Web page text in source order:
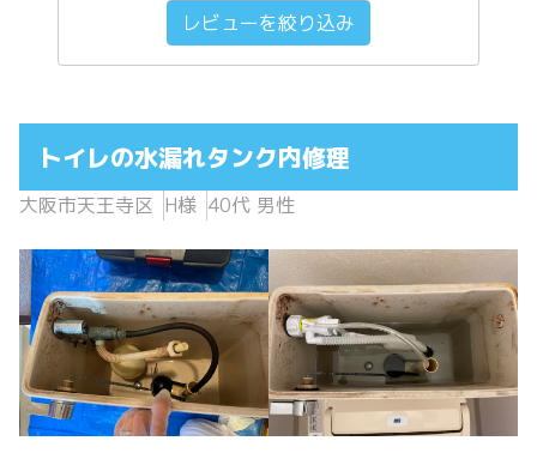
レビューを絞り込み
トイレの水漏れタンク内修理
大阪市天王寺区 H様 40代 男性